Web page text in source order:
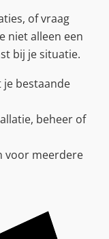
of vraag
niet alleen een
bij je situatie.
bestaande
beheer of
voor meerdere